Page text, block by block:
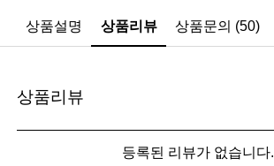
상품설명 상품리뷰 상품문의 (50)
상품리뷰
등록된 리뷰가 없습니다.